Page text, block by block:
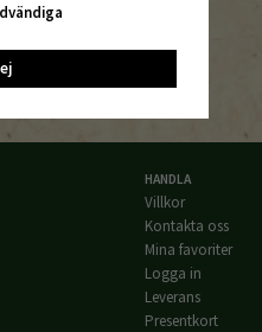
HANDLA
Villkor
Kontakta oss
Mina favoriter
Logga in
Leverans
Presentkort